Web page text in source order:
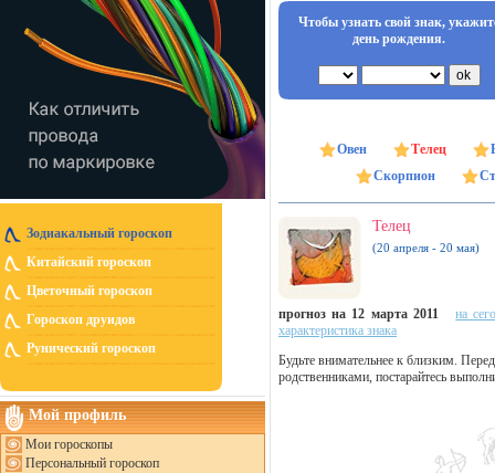
Зодиакальный гороскоп
Китайский гороскоп
Цветочный гороскоп
Гороскоп друидов
Рунический гороскоп
Мой профиль
Мои гороскопы
Персональный гороскоп
Чтобы узнать свой знак,
день рождения.
Овен Телец
Скорпион
Телец
(20 апреля - 20 мая)
прогноз на 12 марта 2011
на
характеристика знака
Будьте внимательнее к близким.
родственниками, постарайтесь